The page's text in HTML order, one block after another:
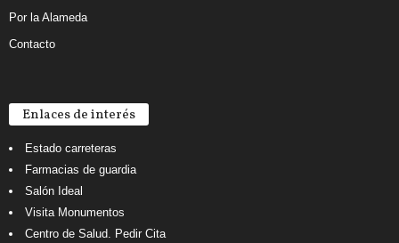
Por la Alameda
Contacto
Enlaces de interés
Estado carreteras
Farmacias de guardia
Salón Ideal
Visita Monumentos
Centro de Salud. Pedir Cita